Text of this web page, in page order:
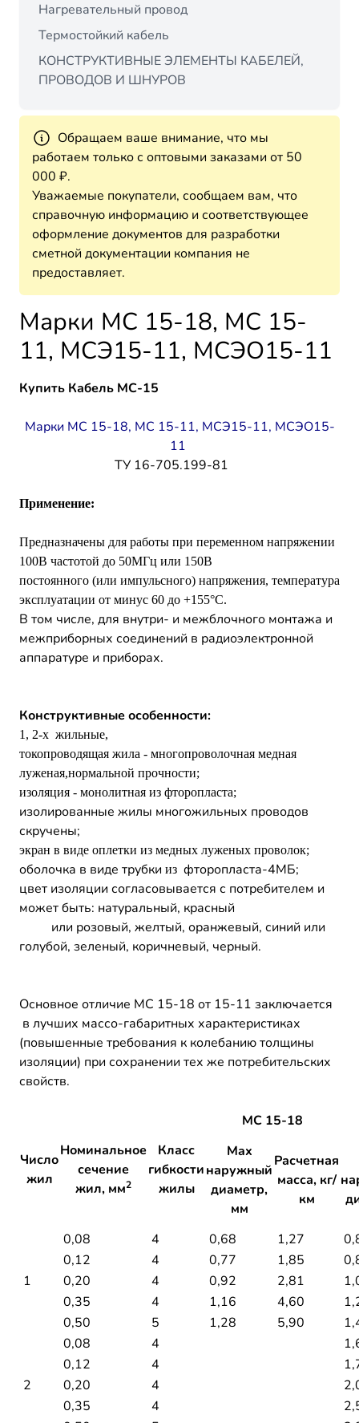
Нагревательный провод
Термостойкий кабель
КОНСТРУКТИВНЫЕ ЭЛЕМЕНТЫ КАБЕЛЕЙ,
ПРОВОДОВ И ШНУРОВ
Обращаем ваше внимание, что мы
работаем только с оптовыми заказами от 50
000 ₽.
Уважаемые покупатели, сообщаем вам, что
справочную информацию и соответствующее
оформление документов для разработки
сметной документации компания не
предоставляет.
Марки МС 15-18, МС 15-
11, МСЭ15-11, МСЭО15-11
Купить Кабель МС-15
Марки МС 15-18, МС 15-11, МСЭ15-11, МСЭО15-
11
ТУ 16-705.199-81
Применение:
Предназначены для работы при переменном напряжении
100В частотой до 50МГц или 150В
постоянного (или импульсного) напряжения, температура
эксплуатации от минус 60 до +155°С.
В том числе, для внутри- и межблочного монтажа и
межприборных соединений в радиоэлектронной
аппаратуре и приборах.
Конструктивные особенности:
1, 2-х жильные,
токопроводящая жила - многопроволочная медная
луженая,нормальной прочности;
изоляция - монолитная из фторопласта;
изолированные жилы многожильных проводов
скручены;
экран в виде оплетки из медных луженых проволок;
оболочка в виде трубки из фторопласта-4МБ;
цвет изоляции согласовывается с потребителем и
может быть: натуральный, красный
или розовый, желтый, оранжевый, синий или
голубой, зеленый, коричневый, черный.
Основное отличие МС 15-18 от 15-11 заключается
в лучших массо-габаритных характеристиках
(повышенные требования к колебанию толщины
изоляции) при сохранении тех же потребительских
свойств.
Число
жил
Номинальное
сечение
жил, мм2
Класс
гибкости
жилы
МС 15-18
Max
наружный
диаметр,
мм
Расчетная
масса, кг/
км
1
0,08 4 0,68 1,27
0,12
4 0,77 1,85
0,20
4 0,92 2,81
0,35
4 1,16 4,60
0,50
5 1,28 5,90
2
0,08 4
0,12
4
0,20
4
0,35
4